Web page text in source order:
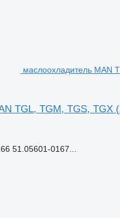
маслоохладитель MAN
TGL, TGM, TGS, TGX
51.05601-0167...